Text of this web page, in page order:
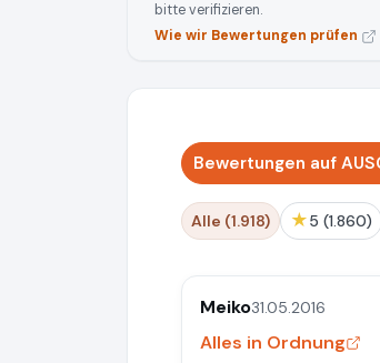
bitte verifizieren.
Wie wir Bewertungen prüfen
Bewertungen auf
Alle (1.918) ★ 5 (1.860)
Meiko31.05.2016
Alles in Ordnung